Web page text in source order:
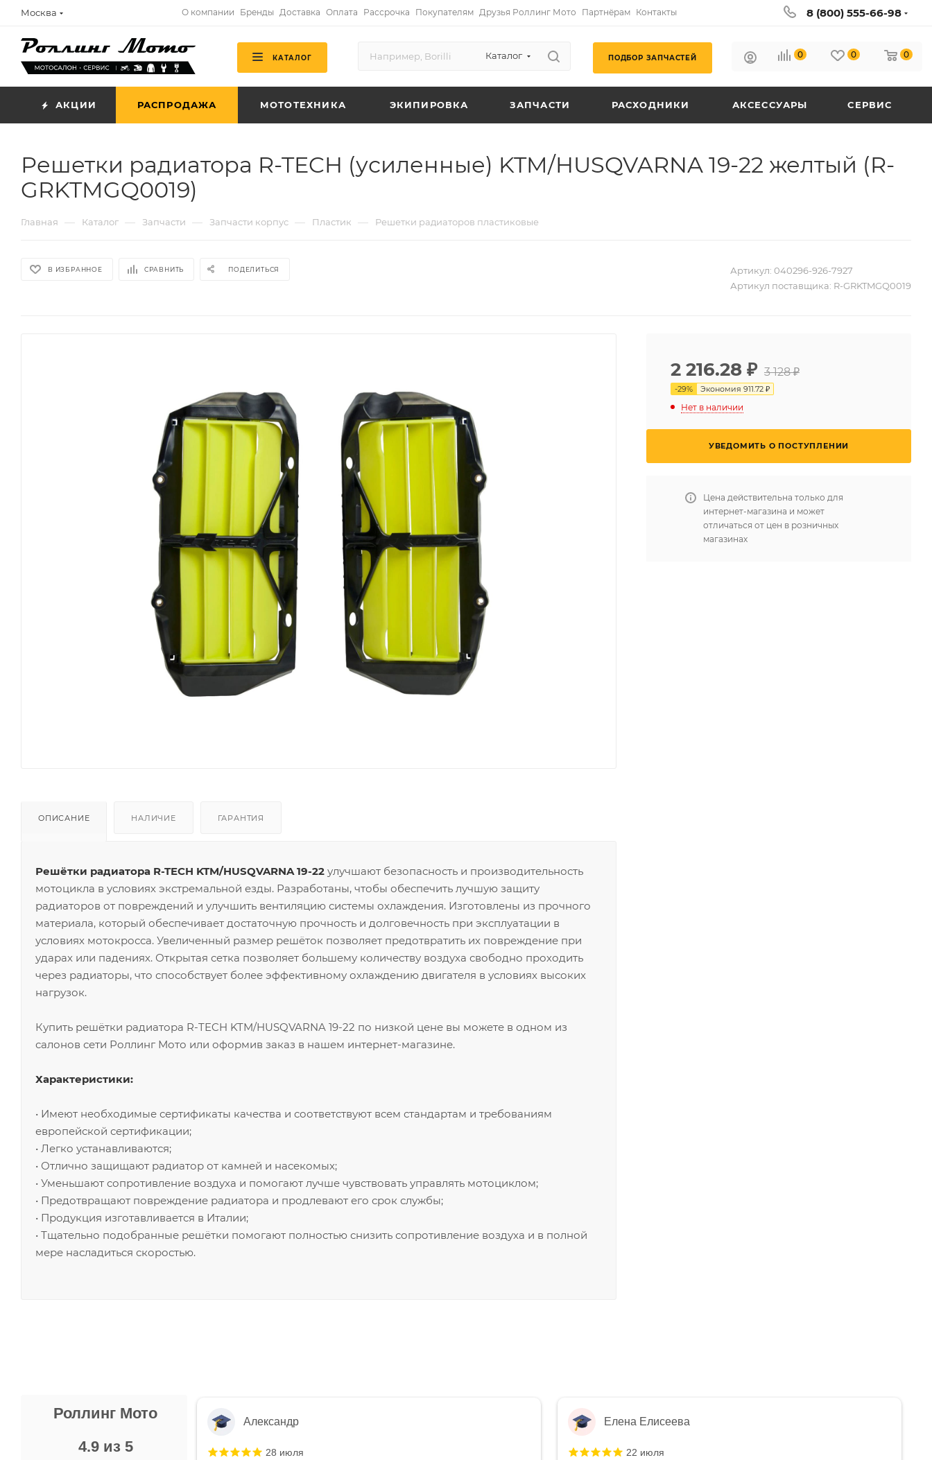
Москва О компании Бренды Доставка Оплата Рассрочка Покупателям Друзья Роллинг Мото Партнёрам Контакты 8 (800) 555-66-98
КАТАЛОГ Каталог ПОДБОР ЗАПЧАСТЕЙ 0 0 0
АКЦИИ РАСПРОДАЖА МОТОТЕХНИКА ЭКИПИРОВКА ЗАПЧАСТИ РАСХОДНИКИ АКСЕССУАРЫ СЕРВИС
Решетки радиатора R-TECH (усиленные) KTM/HUSQVARNA 19-22 желтый (R-
GRKTMGQ0019)
Главная — Каталог — Запчасти — Запчасти корпус — Пластик — Решетки радиаторов пластиковые
В ИЗБРАННОЕ СРАВНИТЬ ПОДЕЛИТЬСЯ Артикул: 040296-926-7927
Артикул поставщика: R-GRKTMGQ0019
ОПИСАНИЕ НАЛИЧИЕ ГАРАНТИЯ
Решётки радиатора R-TECH KTM/HUSQVARNA 19-22 улучшают безопасность и производительность
мотоцикла в условиях экстремальной езды. Разработаны, чтобы обеспечить лучшую защиту
радиаторов от повреждений и улучшить вентиляцию системы охлаждения. Изготовлены из прочного
материала, который обеспечивает достаточную прочность и долговечность при эксплуатации в
условиях мотокросса. Увеличенный размер решёток позволяет предотвратить их повреждение при
ударах или падениях. Открытая сетка позволяет большему количеству воздуха свободно проходить
через радиаторы, что способствует более эффективному охлаждению двигателя в условиях высоких
нагрузок.
Купить решётки радиатора R-TECH KTM/HUSQVARNA 19-22 по низкой цене вы можете в одном из
салонов сети Роллинг Мото или оформив заказ в нашем интернет-магазине.
Характеристики:
• Имеют необходимые сертификаты качества и соответствуют всем стандартам и требованиям
европейской сертификации;
• Легко устанавливаются;
• Отлично защищают радиатор от камней и насекомых;
• Уменьшают сопротивление воздуха и помогают лучше чувствовать управлять мотоциклом;
• Предотвращают повреждение радиатора и продлевают его срок службы;
• Продукция изготавливается в Италии;
• Тщательно подобранные решётки помогают полностью снизить сопротивление воздуха и в полной
мере насладиться скоростью.
2 216.28 ₽ 3 128 ₽
-29% Экономия 911.72 ₽
Нет в наличии
УВЕДОМИТЬ О ПОСТУПЛЕНИИ
Цена действительна только для
интернет-магазина и может
отличаться от цен в розничных
магазинах
Роллинг Мото
4.9 из 5
Александр
28 июля
Елена Елисеева
22 июля